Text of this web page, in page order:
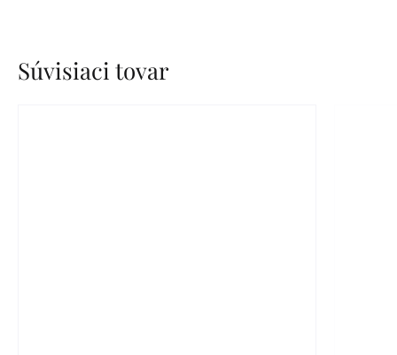
Súvisiaci tovar